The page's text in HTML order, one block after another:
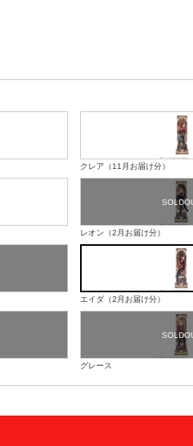
クレア（11月お届け分）
レオン（2月お届け分）
エイダ（2月お届け分）
グレース